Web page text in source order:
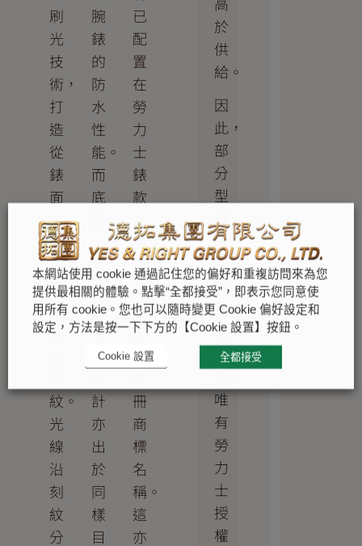
刷
光
技
術，
打
造
從
錶
面
中
央
往
外
擴
展
紋。
光
線
沿
刻
紋
分
腕
錶
的
防
水
性
能。
而
底
上
可
見
的
坑
紋
計
亦
出
於
同
樣
目
已
配
置
在
勞
力
士
錶
款
之
中，
至
1933
年
正
式
冊
商
標
名
稱。
這
亦
於
供
給。
因
此，
部
分
型
號
的
存
貨
可
能
有
限。
唯
有
勞
力
士
授
權
本網站使用 cookie 通過記住您的偏好和重複訪問來為您
提供最相關的體驗。點擊“全都接受”，即表示您同意使
用所有 cookie。您也可以隨時變更 Cookie 偏好設定和
設定，方法是按一下下方的【Cookie 設置】按鈕。
Cookie 設置 全都接受